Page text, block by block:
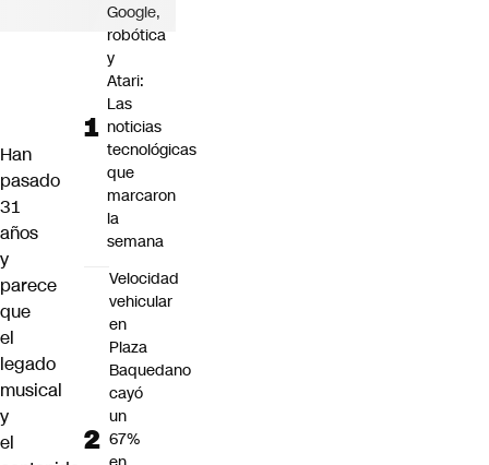
Han
pasado
31
años
y
parece
que
el
legado
musical
y
el
Google,
robótica
y
Atari:
Las
noticias
tecnológicas
que
marcaron
la
semana
Velocidad
vehicular
en
Plaza
Baquedano
cayó
un
67%